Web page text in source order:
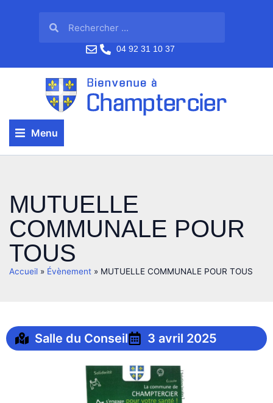
04 92 31 10 37
Menu
MUTUELLE
COMMUNALE POUR
TOUS
Accueil » Évènement » MUTUELLE COMMUNALE POUR TOUS
Salle du Conseil 3 avril 2025